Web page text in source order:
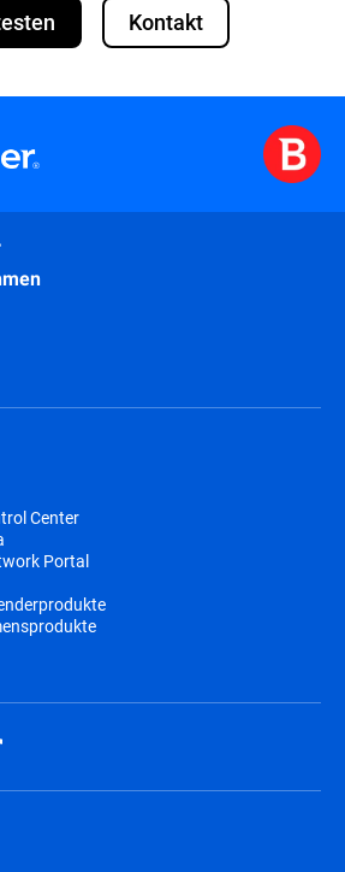
Kontakt
Center
Portal